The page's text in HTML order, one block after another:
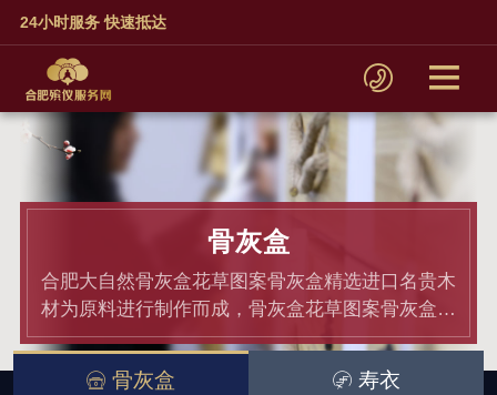
24小时服务 快速抵达
骨灰盒
合肥大自然骨灰盒花草图案骨灰盒精选进口名贵木
材为原料进行制作而成，骨灰盒花草图案骨灰盒均
通过材质和产品检测,骨灰盒价格老百姓都能接受.
骨灰盒 寿衣